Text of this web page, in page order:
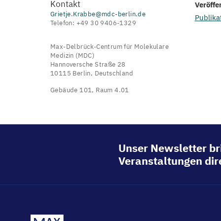
Kontakt
Grietje.Krabbe@mdc-berlin.de
Telefon: +49 30 9406-1329
Max-Delbrück-Centrum für Molekulare
Medizin (MDC)
Hannoversche Straße 28
10115 Berlin, Deutschland
Gebäude 101, Raum 4.01
Unser Newsletter
Veranstaltungen